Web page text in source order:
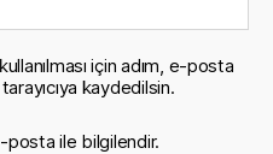
için adım, e-posta
kaydedilsin.
posta ile bilgilendir.